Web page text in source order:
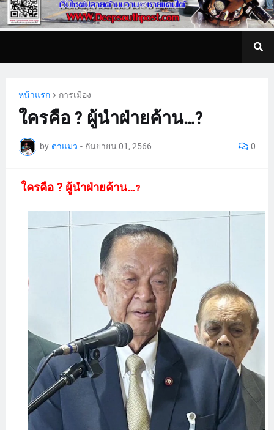
หน้าแรก การเมือง
ใครคือ ? ผู้นำฝ่ายค้าน…?
by ตาแมว - กันยายน 01, 2566 0
ใครคือ ? ผู้นำฝ่ายค้าน…?